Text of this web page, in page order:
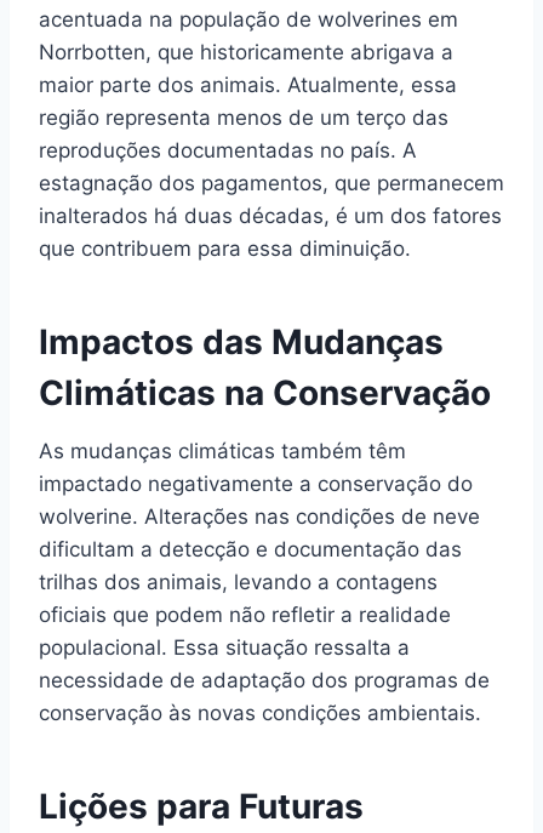
acentuada na população de wolverines em
Norrbotten, que historicamente abrigava a
maior parte dos animais. Atualmente, essa
região representa menos de um terço das
reproduções documentadas no país. A
estagnação dos pagamentos, que permanecem
inalterados há duas décadas, é um dos fatores
que contribuem para essa diminuição.
Impactos das Mudanças
Climáticas na Conservação
As mudanças climáticas também têm
impactado negativamente a conservação do
wolverine. Alterações nas condições de neve
dificultam a detecção e documentação das
trilhas dos animais, levando a contagens
oficiais que podem não refletir a realidade
populacional. Essa situação ressalta a
necessidade de adaptação dos programas de
conservação às novas condições ambientais.
Lições para Futuras